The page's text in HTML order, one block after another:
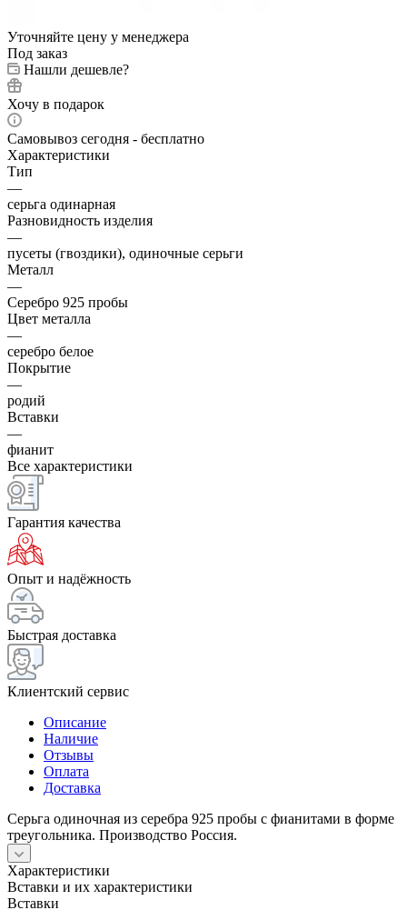
Уточняйте цену у менеджера
Под заказ
Нашли дешевле?
Хочу в подарок
Самовывоз сегодня - бесплатно
Характеристики
Тип
—
серьга одинарная
Разновидность изделия
—
пусеты (гвоздики), одиночные серьги
Металл
—
Серебро 925 пробы
Цвет металла
—
серебро белое
Покрытие
—
родий
Вставки
—
фианит
Все характеристики
Гарантия качества
Опыт и надёжность
Быстрая доставка
Клиентский сервис
Описание
Наличие
Отзывы
Оплата
Доставка
Серьга одиночная из серебра 925 пробы с фианитами в форме
треугольника. Производство Россия.
Характеристики
Вставки и их характеристики
Вставки